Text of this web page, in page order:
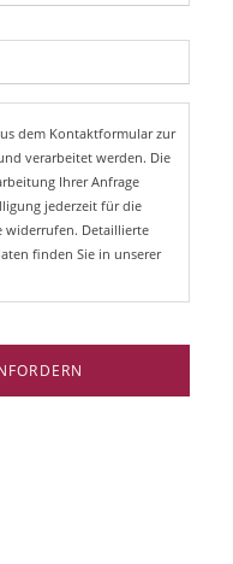
dem Kontaktformular zur
verarbeitet werden. Die
Ihrer Anfrage
jederzeit für die
widerrufen. Detaillierte
finden Sie in unserer